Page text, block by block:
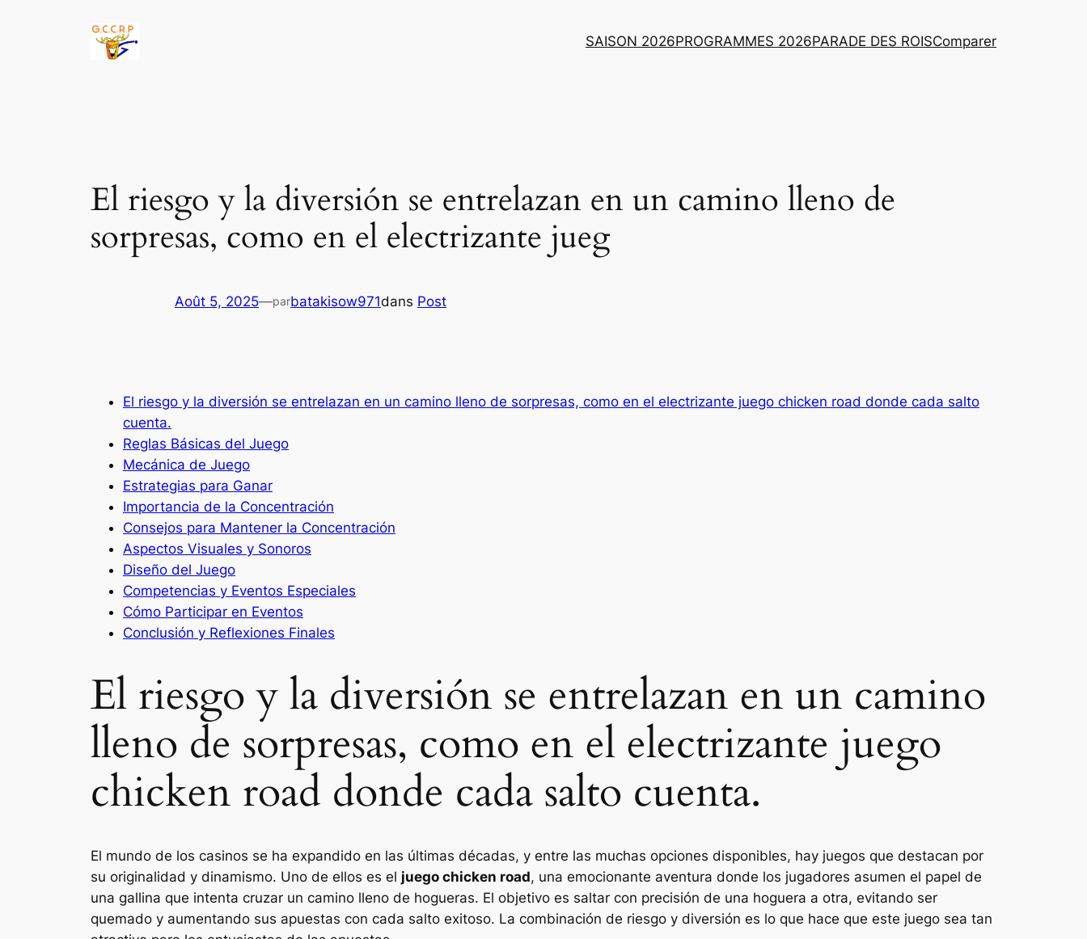
SAISON 2026PROGRAMMES 2026PARADE DES ROISComparer
El riesgo y la diversión se entrelazan en un camino lleno de
sorpresas, como en el electrizante jueg
Août 5, 2025—parbatakisow971dans Post
El riesgo y la diversión se entrelazan en un camino lleno de sorpresas, como en el electrizante juego chicken road donde cada salto
cuenta.
Reglas Básicas del Juego
Mecánica de Juego
Estrategias para Ganar
Importancia de la Concentración
Consejos para Mantener la Concentración
Aspectos Visuales y Sonoros
Diseño del Juego
Competencias y Eventos Especiales
Cómo Participar en Eventos
Conclusión y Reflexiones Finales
El riesgo y la diversión se entrelazan en un camino
lleno de sorpresas, como en el electrizante juego
chicken road donde cada salto cuenta.
El mundo de los casinos se ha expandido en las últimas décadas, y entre las muchas opciones disponibles, hay juegos que destacan por
su originalidad y dinamismo. Uno de ellos es el juego chicken road, una emocionante aventura donde los jugadores asumen el papel de
una gallina que intenta cruzar un camino lleno de hogueras. El objetivo es saltar con precisión de una hoguera a otra, evitando ser
quemado y aumentando sus apuestas con cada salto exitoso. La combinación de riesgo y diversión es lo que hace que este juego sea tan